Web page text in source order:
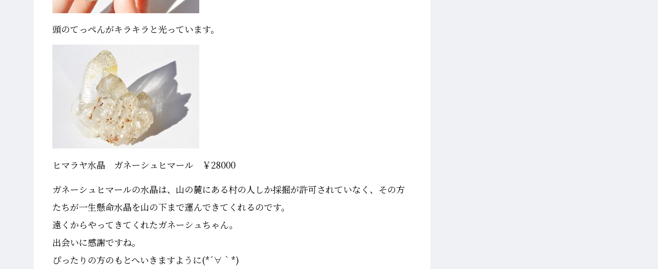
頭のてっぺんがキラキラと光っています。
ヒマラヤ水晶 ガネーシュヒマール ￥28000
ガネーシュヒマールの水晶は、山の麓にある村の人しか採掘が許可されていなく、その方
たちが一生懸命水晶を山の下まで運んできてくれるのです。
遠くからやってきてくれたガネーシュちゃん。
出会いに感謝ですね。
ぴったりの方のもとへいきますように(*´∀｀*)